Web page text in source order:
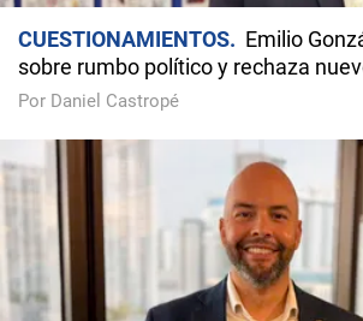
CUESTIONAMIENTOS
Emilio
sobre rumbo político y rechaza
Por Daniel Castropé